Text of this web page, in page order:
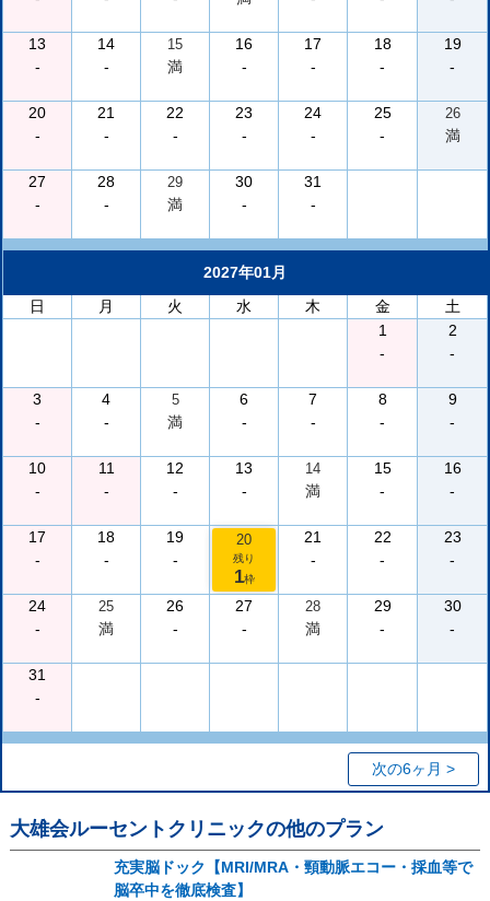
13
-
14
-
15
満
16
-
17
-
18
-
19
-
20
-
21
-
22
-
23
-
24
-
25
-
26
満
27
-
28
-
29
満
30
-
31
-
2027年01月
日
月 火 水 木 金
土
1
-
2
-
3
-
4
-
5
満
6
-
7
-
8
-
9
-
10
-
11
-
12
-
13
-
14
満
15
-
16
-
17
-
18
-
19
-
20
残り
1枠
21
-
22
-
23
-
24
-
25
満
26
-
27
-
28
満
29
-
30
-
31
-
次の6ヶ月 >
大雄会ルーセントクリニックの他のプラン
充実脳ドック【MRI/MRA・頸動脈エコー・採血等で
脳卒中を徹底検査】